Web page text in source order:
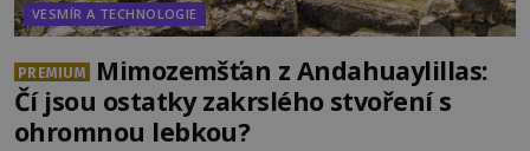
VESMÍR A TECHNOLOGIE
PREMIUM
Mimozemšťan z Andahuaylillas:
Čí jsou ostatky zakrslého stvoření s
ohromnou lebkou?